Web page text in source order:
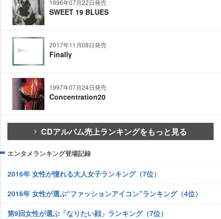
1996年07月22日発売
SWEET 19 BLUES
2017年11月08日発売
Finally
1997年07月24日発売
Concentration20
CDアルバム売上ランキングをもっと見る
エンタメランキング登場記録
2016年 女性が憧れる大人女子ランキング（7位）
2016年 女性が選ぶ“ファッションアイコン”ランキング（4位）
第9回女性が選ぶ「なりたい顔」ランキング（7位）